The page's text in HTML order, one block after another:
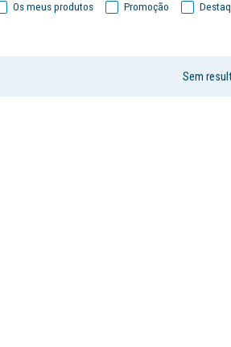
Promoção
Os meus produtos
Sem